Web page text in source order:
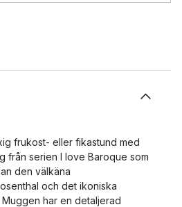
frukost- eller fikastund med
från serien I love Baroque som
den välkäna
och det ikoniska
har en detaljerad